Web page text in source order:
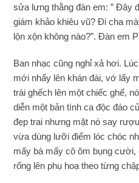
sửa lưng thằng đàn em: ” Đây
giám khảo khiêu vũ? Đi cha
lộn xộn không nào?”. Đàn em
Ban nhạc cũng nghỉ xả hơi.
mới nhẩy lên khán đài, vớ lấy
trái ghếch lên một chiếc ghế,
diễn một bản tình ca độc đáo
đẹp trai nhưng mặt nó say
vừa dùng lưỡi điểm lóc chóc
mấy bà mấy cô ôm bụng cười,
rống lên phụ hoạ theo từng